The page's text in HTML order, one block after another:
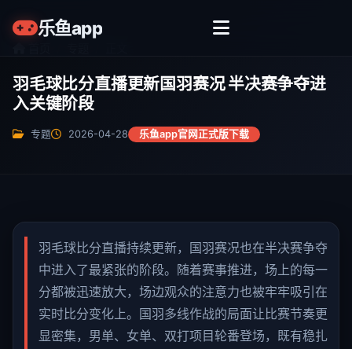
乐鱼app
羽毛球比分直播更新国羽赛况 半决赛争夺进
入关键阶段
专题 2026-04-28 乐鱼app官网正式版下载
羽毛球比分直播持续更新，国羽赛况也在半决赛争夺
中进入了最紧张的阶段。随着赛事推进，场上的每一
分都被迅速放大，场边观众的注意力也被牢牢吸引在
实时比分变化上。国羽多线作战的局面让比赛节奏更
显密集，男单、女单、双打项目轮番登场，既有稳扎